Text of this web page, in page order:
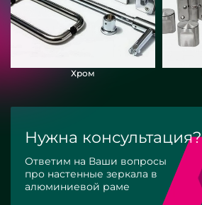
Хром
Нужна консультация?
Ответим на Ваши вопросы
про настенные зеркала в
алюминиевой раме